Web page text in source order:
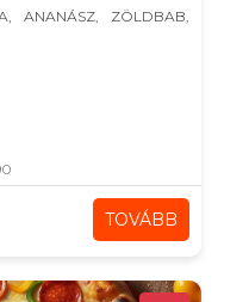
ANANÁSZ, ZÖLDBAB,
0
TOVÁBB